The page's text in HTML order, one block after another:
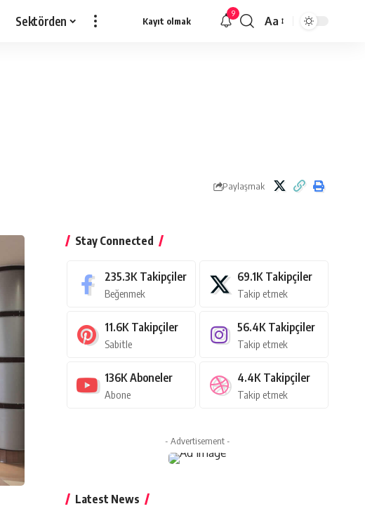
Sektörden Kayıt olmak
9
Yazı
Aa
Paylaşmak
Stay Connected
235.3K Takipçiler
Beğenmek
69.1K Takipçiler
Takip etmek
11.6K Takipçiler
Sabitle
56.4K Takipçiler
Takip etmek
136K Aboneler
Abone
4.4K Takipçiler
Takip etmek
- Advertisement -
Latest News